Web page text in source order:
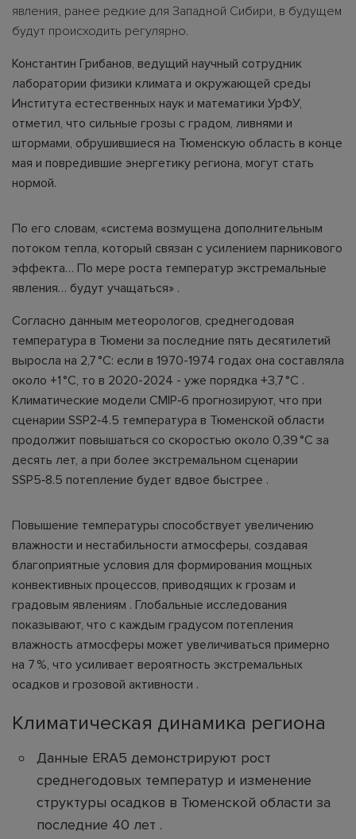
явления, ранее редкие для Западной Сибири, в будущем
будут происходить регулярно.
Константин Грибанов, ведущий научный сотрудник
лаборатории физики климата и окружающей среды
Института естественных наук и математики УрФУ,
отметил, что сильные грозы с градом, ливнями и
штормами, обрушившиеся на Тюменскую область в конце
мая и повредившие энергетику региона, могут стать
нормой.
По его словам, «система возмущена дополнительным
потоком тепла, который связан с усилением парникового
эффекта… По мере роста температур экстремальные
явления… будут учащаться» .
Согласно данным метеорологов, среднегодовая
температура в Тюмени за последние пять десятилетий
выросла на 2,7 °C: если в 1970-1974 годах она составляла
около +1 °C, то в 2020-2024 - уже порядка +3,7 °C .
Климатические модели CMIP‑6 прогнозируют, что при
сценарии SSP2‑4.5 температура в Тюменской области
продолжит повышаться со скоростью около 0,39 °C за
десять лет, а при более экстремальном сценарии
SSP5‑8.5 потепление будет вдвое быстрее .
Повышение температуры способствует увеличению
влажности и нестабильности атмосферы, создавая
благоприятные условия для формирования мощных
конвективных процессов, приводящих к грозам и
градовым явлениям . Глобальные исследования
показывают, что с каждым градусом потепления
влажность атмосферы может увеличиваться примерно
на 7 %, что усиливает вероятность экстремальных
осадков и грозовой активности .
Климатическая динамика региона
Данные ERA5 демонстрируют рост
среднегодовых температур и изменение
структуры осадков в Тюменской области за
последние 40 лет .